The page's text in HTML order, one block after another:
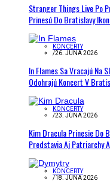
Stranger Things Live Po
Prinesú Do Bratislavy
KONCERTY
/26. JÚNA 2026
In Flames Sa Vracajú Na
Odohrajú Koncert V
KONCERTY
/23. JÚNA 2026
Kim Dracula Prinesie Do
Predstavia Aj Patriarchy
KONCERTY
/18. JÚNA 2026